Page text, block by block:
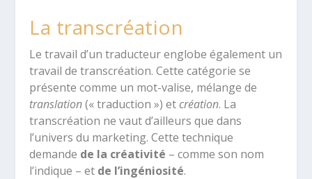
La transcréation
Le travail d’un traducteur englobe également un
travail de transcréation. Cette catégorie se
présente comme un mot-valise, mélange de
translation(« traduction ») et création. La
transcréation ne vaut d’ailleurs que dans
l’univers du marketing. Cette technique
demande de la créativité – comme son nom
l’indique – et de l’ingéniosité.